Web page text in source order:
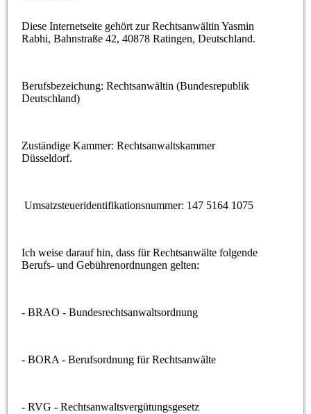
Diese Internetseite gehört zur Rechtsanwältin Yasmin
Rabhi, Bahnstraße 42, 40878 Ratingen, Deutschland.
Berufsbezeichung: Rechtsanwältin (Bundesrepublik
Deutschland)
Zuständige Kammer: Rechtsanwaltskammer
Düsseldorf.
Umsatzsteueridentifikationsnummer: 147 5164 1075
Ich weise darauf hin, dass für Rechtsanwälte folgende
Berufs- und Gebührenordnungen gelten:
- BRAO - Bundesrechtsanwaltsordnung
- BORA - Berufsordnung für Rechtsanwälte
- RVG - Rechtsanwaltsvergütungsgesetz